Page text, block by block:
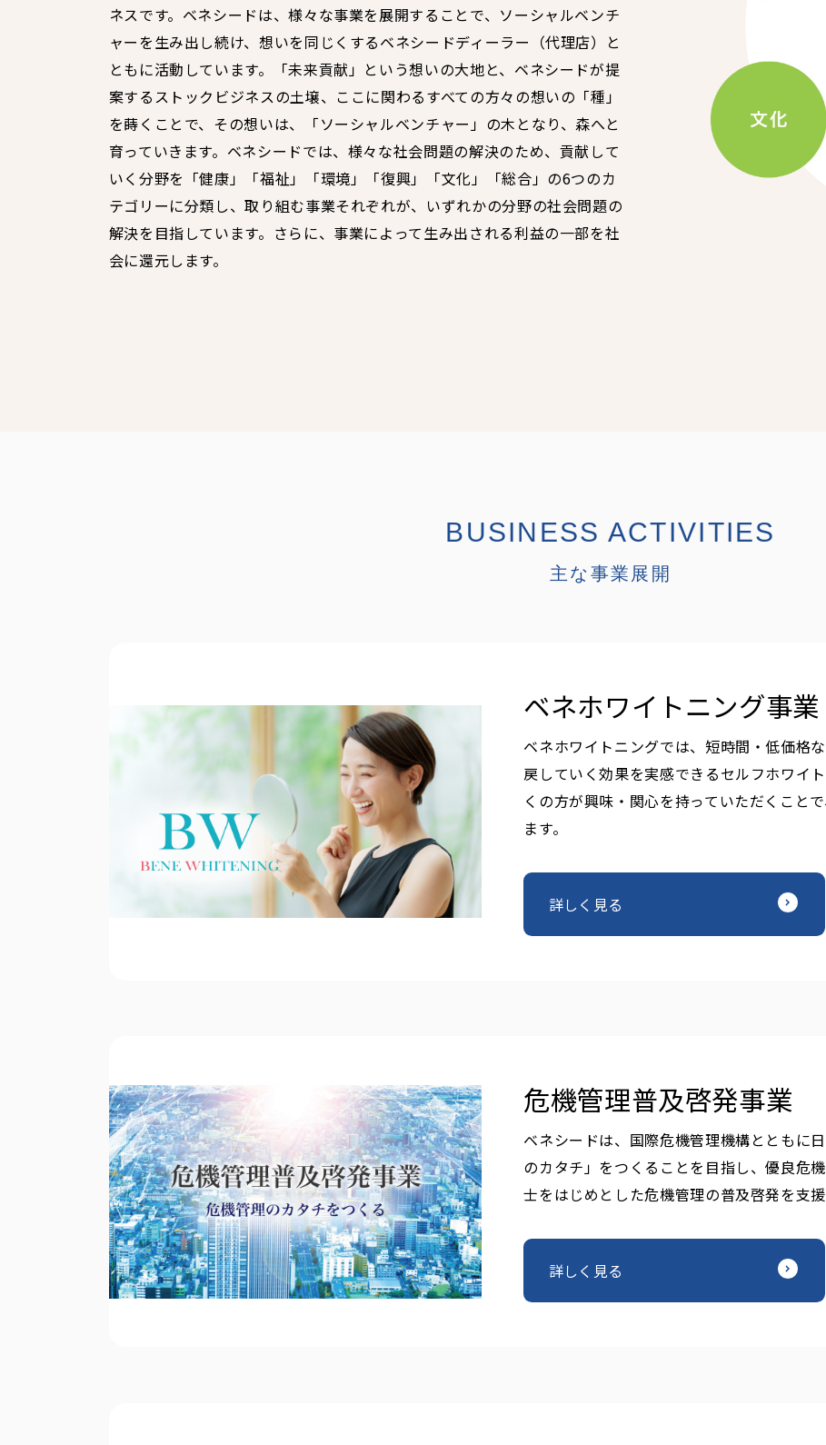
個人情報保護方針
個人情報の取り扱いについて
著作権について
ネスです。ベネシードは、様々な事業を展開することで、ソーシャルベンチ
ャーを生み出し続け、想いを同じくするベネシードディーラー（代理店）と
ともに活動しています。「未来貢献」という想いの大地と、ベネシードが提
案するストックビジネスの土壌、ここに関わるすべての方々の想いの「種」
を蒔くことで、その想いは、「ソーシャルベンチャー」の木となり、森へと
育っていきます。ベネシードでは、様々な社会問題の解決のため、貢献して
いく分野を「健康」「福祉」「環境」「復興」「文化」「総合」の6つのカ
テゴリーに分類し、取り組む事業それぞれが、いずれかの分野の社会問題の
解決を目指しています。さらに、事業によって生み出される利益の一部を社
会に還元します。
BUSINESS ACTIVITIES
主な事業展開
ベネホワイトニング事業
ベネホワイトニングでは、短時間・低価格
戻していく効果を実感できるセルフホワイ
くの方が興味・関心を持っていただくこと
ます。
詳しく見る
危機管理普及啓発事業
ベネシードは、国際危機管理機構とともに
のカタチ」をつくることを目指し、優良危
士をはじめとした危機管理の普及啓発を支援
詳しく見る